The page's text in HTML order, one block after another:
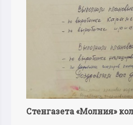
Стенгазета «Молния»